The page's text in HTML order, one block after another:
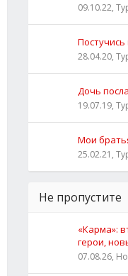
09.10.22,
28.04.20,
Дочь посла
19.07.19,
Мои
25.02.21,
Не пропустите
«Карма»:
герои,
07.08.26,